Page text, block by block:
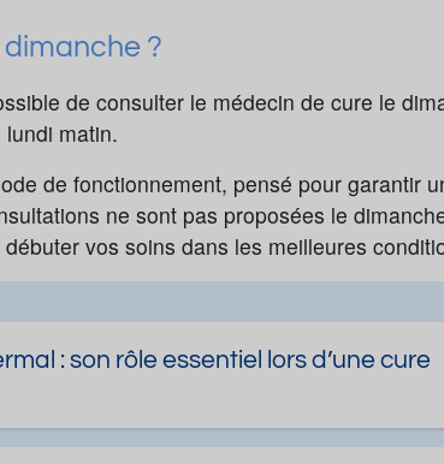
?
de consulter le médecin de cure le
matin.
de fonctionnement, pensé pour garantir
ne sont pas proposées le
vos soins dans les meilleures
: son rôle essentiel lors d’une cure